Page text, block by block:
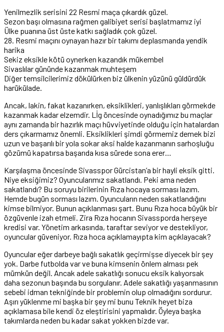
Yenilmezlik serisini 22 Resmi maça çıkardık güzel.
Sezon başı olmasına rağmen galibiyet serisi başlatmamız iyi
Ülke puanına üst üste katkı sağladık çok güzel.
28. Resmi maçını oynayan hazır bir takımı deplasmanda yendik
harika
Sekiz eksikle kötü oynerken kazandık mükembel
Sivaslılar gününde kazanmak muhteşem
Diğer temsilcilerimiz dökülürken biz ülkenin yüzünü güldürdük
harükülade.
Ancak, lakin, fakat kazanırken, eksiklikleri, yanlışlıkları görmekde
kazanmak kadar elzemdir. Lİg öncesinde oynadığımız bu maçlar
aynı zamanda bir hazırlık maçı hüvviyetinde olduğu için hatalardan
ders çıkarmamız önemli. Eksiklikleri şimdi görmemiz demek bizi
uzun ve başarılı bir yola sokar aksi halde kazanmanın sarhoşluğu
gözümü kapatırsa başarıda kısa sürede sona erer…
Karşılaşma öncesinde Sivasspor Gürcistan’a bir hayli eksik gitti.
Niye eksiğimiz? Oyuncularımız sakatlandı. Peki ama neden
sakatlandı? Bu soruyu birilerinin Rıza hocaya sorması lazım.
Hemde bugün sorması lazım. Oyuncuların neden sakatlandığını
kimse bilmiyor. Bunun açıklanması şart. Bunu Rıza hoca büyük bir
özgüvenle izah etmeli. Zira Rıza hocanın Sivassporda herşeye
kredisi var. Yönetim arkasında, taraftar seviyor ve destekliyor,
oyuncular güveniyor. Rıza hoca açıklamayıpta kim açıklayacak?
Oyuncular eğer darbeye bağlı sakatlık geçirmişse diyecek bir şey
yok. Darbe futbolda var ve buna kimsenin önlem alması pek
mümkün değil. Ancak adele sakatlığı sonucu eksik kalıyorsak
daha sezonun başında bu sorgulanır. Adele sakatlığı yaşanmasının
sebebi idman tekniğinde bir problemin olup olmadığını sordurur.
Aşırı yüklenme mi başka bir şey mi bunu Teknik heyet biza
açıklamasa bile kendi öz eleştirisini yapmalıdır. Öyleya başka
takımlarda neden bu kadar sakat yokken bizde var.